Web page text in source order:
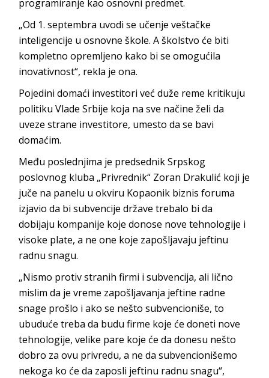
programiranje kao osnovni predmet.
„Od 1. septembra uvodi se učenje veštačke
inteligencije u osnovne škole. A školstvo će biti
kompletno opremljeno kako bi se omogućila
inovativnost“, rekla je ona.
Pojedini domaći investitori već duže reme kritikuju
politiku Vlade Srbije koja na sve načine želi da
uveze strane investitore, umesto da se bavi
domaćim.
Među poslednjima je predsednik Srpskog
poslovnog kluba „Privrednik“ Zoran Drakulić koji je
juče na panelu u okviru Kopaonik biznis foruma
izjavio da bi subvencije države trebalo bi da
dobijaju kompanije koje donose nove tehnologije i
visoke plate, a ne one koje zapošljavaju jeftinu
radnu snagu.
„Nismo protiv stranih firmi i subvencija, ali lično
mislim da je vreme zapošljavanja jeftine radne
snage prošlo i ako se nešto subvencioniše, to
ubuduće treba da budu firme koje će doneti nove
tehnologije, velike pare koje će da donesu nešto
dobro za ovu privredu, a ne da subvencionišemo
nekoga ko će da zaposli jeftinu radnu snagu“,